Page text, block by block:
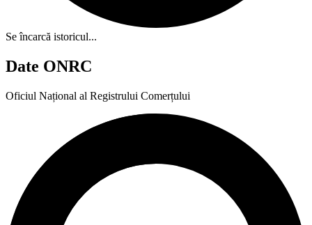
Se încarcă istoricul...
Date ONRC
Oficiul Național al Registrului Comerțului